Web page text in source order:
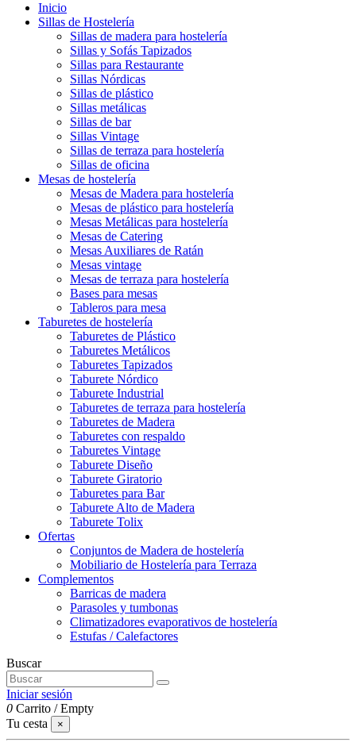
Inicio
Sillas de Hostelería
Sillas de madera para hostelería
Sillas y Sofás Tapizados
Sillas para Restaurante
Sillas Nórdicas
Sillas de plástico
Sillas metálicas
Sillas de bar
Sillas Vintage
Sillas de terraza para hostelería
Sillas de oficina
Mesas de hostelería
Mesas de Madera para hostelería
Mesas de plástico para hostelería
Mesas Metálicas para hostelería
Mesas de Catering
Mesas Auxiliares de Ratán
Mesas vintage
Mesas de terraza para hostelería
Bases para mesas
Tableros para mesa
Taburetes de hostelería
Taburetes de Plástico
Taburetes Metálicos
Taburetes Tapizados
Taburete Nórdico
Taburete Industrial
Taburetes de terraza para hostelería
Taburetes de Madera
Taburetes con respaldo
Taburetes Vintage
Taburete Diseño
Taburete Giratorio
Taburetes para Bar
Taburete Alto de Madera
Taburete Tolix
Ofertas
Conjuntos de Madera de hostelería
Mobiliario de Hostelería para Terraza
Complementos
Barricas de madera
Parasoles y tumbonas
Climatizadores evaporativos de hostelería
Estufas / Calefactores
Buscar
Iniciar sesión
0 Carrito /Empty
Tu cesta
×